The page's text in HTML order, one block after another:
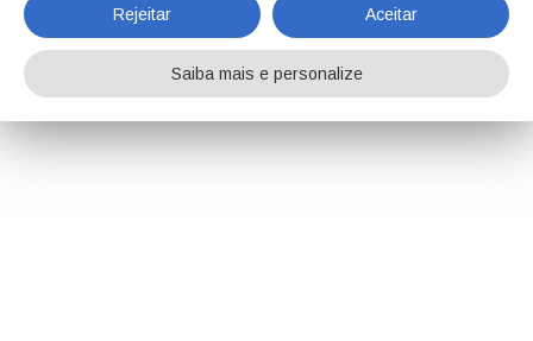
Rejeitar Aceitar
Saiba mais e personalize